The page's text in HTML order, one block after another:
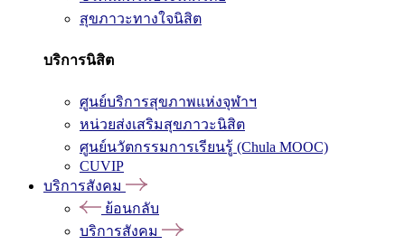
สุขภาวะทางใจนิสิต
บริการนิสิต
ศูนย์บริการสุขภาพแห่งจุฬาฯ
หน่วยส่งเสริมสุขภาวะนิสิต
ศูนย์นวัตกรรมการเรียนรู้ (Chula MOOC)
CUVIP
บริการสังคม
ย้อนกลับ
บริการสังคม